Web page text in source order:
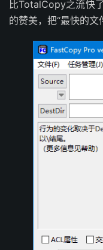
比TotalCopy之流快
的赞美，把“最快的文